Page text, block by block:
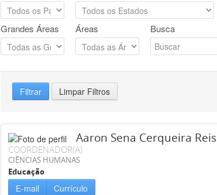
Grandes Áreas Áreas Busca
Filtrar Limpar Filtros
Aaron Sena Cerqueira Reis
COORDENADOR(A)
CIÊNCIAS HUMANAS
Educação
E-mail Currículo